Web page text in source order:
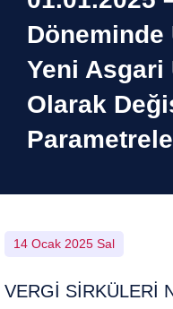
Döneminde
Yeni Asgari
Olarak
14 Ocak 2025 Sal
VERGİ SİRKÜLERİ